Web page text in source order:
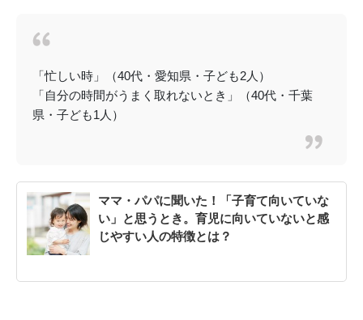
「忙しい時」（40代・愛知県・子ども2人）
「自分の時間がうまく取れないとき」（40代・千葉
県・子ども1人）
ママ・パパに聞いた！「子育て向いていな
い」と思うとき。育児に向いていないと感
じやすい人の特徴とは？